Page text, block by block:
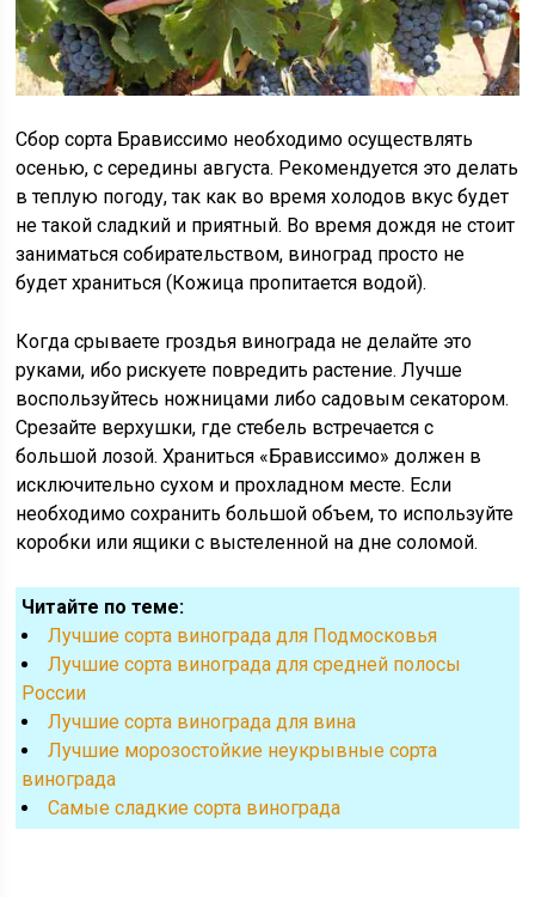
Сбор сорта Брависсимо необходимо осуществлять
осенью, с середины августа. Рекомендуется это делать
в теплую погоду, так как во время холодов вкус будет
не такой сладкий и приятный. Во время дождя не стоит
заниматься собирательством, виноград просто не
будет храниться (Кожица пропитается водой).
Когда срываете гроздья винограда не делайте это
руками, ибо рискуете повредить растение. Лучше
воспользуйтесь ножницами либо садовым секатором.
Срезайте верхушки, где стебель встречается с
большой лозой. Храниться «Брависсимо» должен в
исключительно сухом и прохладном месте. Если
необходимо сохранить большой объем, то используйте
коробки или ящики с выстеленной на дне соломой.
Читайте по теме:
Лучшие сорта винограда для Подмосковья
Лучшие сорта винограда для средней полосы
России
Лучшие сорта винограда для вина
Лучшие морозостойкие неукрывные сорта
винограда
Cамые сладкие сорта винограда